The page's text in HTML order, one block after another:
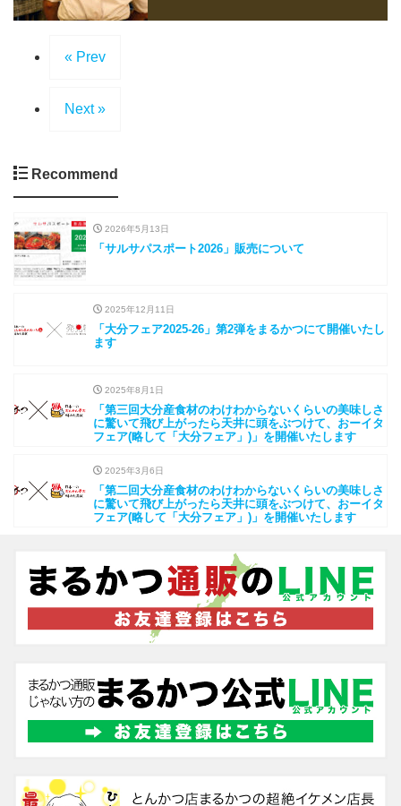
« Prev
Next »
Recommend
2026年5月13日
「サルサパスポート2026」販売について
2025年12月11日
「大分フェア2025-26」第2弾をまるかつにて開催いたし
ます
2025年8月1日
「第三回大分産食材のわけわからないくらいの美味しさ
に驚いて飛び上がったら天井に頭をぶつけて、おーイタ
フェア(略して「大分フェア」)」を開催いたします
2025年3月6日
「第二回大分産食材のわけわからないくらいの美味しさ
に驚いて飛び上がったら天井に頭をぶつけて、おーイタ
フェア(略して「大分フェア」)」を開催いたします